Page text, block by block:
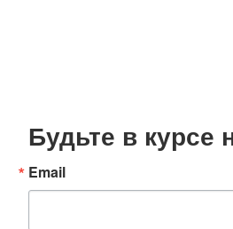
Будьте в курсе
Email